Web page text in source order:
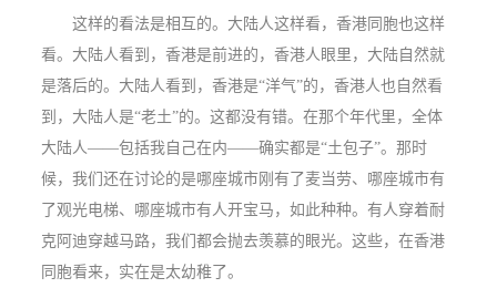
这样的看法是相互的。大陆人这样看，香港同胞也这样
看。大陆人看到，香港是前进的，香港人眼里，大陆自然就
是落后的。大陆人看到，香港是“洋气”的，香港人也自然看
到，大陆人是“老土”的。这都没有错。在那个年代里，全体
大陆人——包括我自己在内——确实都是“土包子”。那时
候，我们还在讨论的是哪座城市刚有了麦当劳、哪座城市有
了观光电梯、哪座城市有人开宝马，如此种种。有人穿着耐
克阿迪穿越马路，我们都会抛去羡慕的眼光。这些，在香港
同胞看来，实在是太幼稚了。